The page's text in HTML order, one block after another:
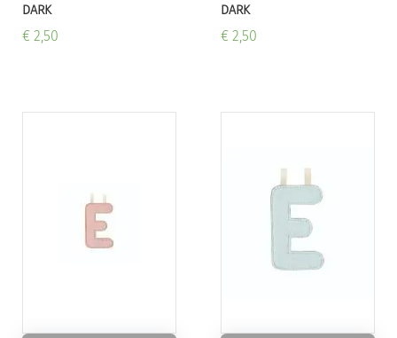
DARK
€ 2,50
DARK
€ 2,50